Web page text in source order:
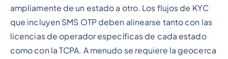
ampliamente de un estado a otro. Los flujos de KYC
que incluyen SMS OTP deben alinearse tanto con las
licencias de operador específicas de cada estado
como con la TCPA. A menudo se requiere la geocerca